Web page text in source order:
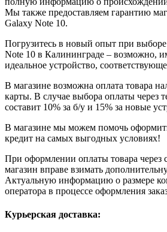
Мы также предоставляем гарантию
Galaxy Note 10.
Погрузитесь в новый опыт при
Note 10 в Калининграде – возможно,
идеальное устройство,
В магазине возможна оплата товара
карты. В случае выбора оплаты через
составит 10% за б/у и 15% за новые
В магазине мы можем помочь
кредит на самых выгодных условиях!
При оформлении оплаты товара
магазин вправе взимать
Актуальную информацию о размере
оператора в процессе оформления
Курьерская доставка: